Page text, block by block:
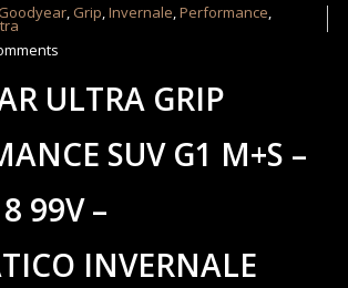
Goodyear, Grip,Invernale,Performance,
ULTRA GRIP
SUV G1 M+S –
99V –
INVERNALE